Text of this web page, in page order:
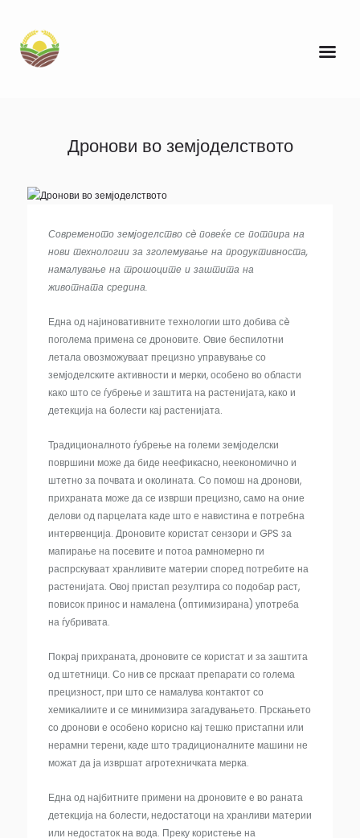
Дронови во земјоделството
Современото земјоделство сè повеќе се потпира на
нови технологии за зголемување на продуктивноста,
намалување на трошоците и заштита на
животната средина.
Една од најиновативните технологии што добива сè
поголема примена се дроновите. Овие беспилотни
летала овозможуваат прецизно управување со
земјоделските активности и мерки, особено во области
како што се ѓубрење и заштита на растенијата, како и
детекција на болести кај растенијата.
Традиционалното ѓубрење на големи земјоделски
површини може да биде неефикасно, неекономично и
штетно за почвата и околината. Со помош на дронови,
прихраната може да се изврши прецизно, само на оние
делови од парцелата каде што е навистина е потребна
интервенција. Дроновите користат сензори и GPS за
мапирање на посевите и потоа рамномерно ги
распрскуваат хранливите материи според потребите на
растенијата. Овој пристап резултира со подобар раст,
повисок принос и намалена (оптимизирана) употреба
на ѓубривата.
Покрај прихраната, дроновите се користат и за заштита
од штетници. Со нив се прскаат препарати со голема
прецизност, при што се намалува контактот со
хемикалиите и се минимизира загадувањето. Прскањето
со дронови е особено корисно кај тешко пристапни или
нерамни терени, каде што традиционалните машини не
можат да ја извршат агротехничката мерка.
Една од најбитните примени на дроновите е во раната
детекција на болести, недостатоци на хранливи материи
или недостаток на вода. Преку користење на